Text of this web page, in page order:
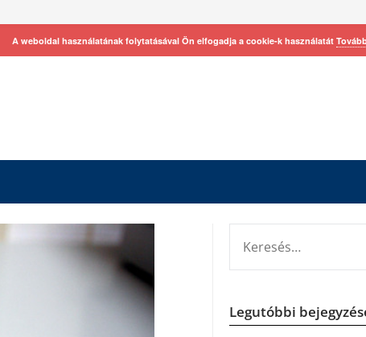
Legutóbbi
A weboldal használatának folytatásával Ön elfogadja a cookie-k használatát